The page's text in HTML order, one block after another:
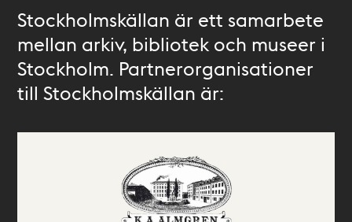
Stockholmskällan är ett samarbete
mellan arkiv, bibliotek och museer i
Stockholm. Partnerorganisationer
till Stockholmskällan är: